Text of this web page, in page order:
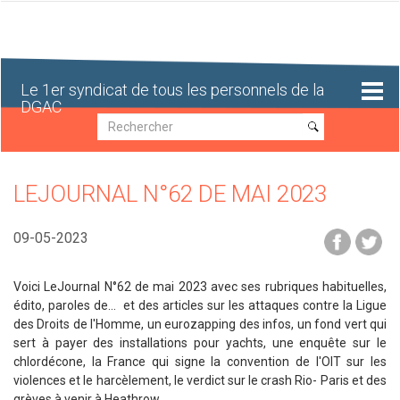
Le 1er syndicat de tous les personnels de la
DGAC
Recherche
Recherche
LEJOURNAL N°62 DE MAI 2023
09-05-2023
Voici LeJournal N°62 de mai 2023 avec ses rubriques habituelles,
édito, paroles de... et des articles sur les attaques contre la Ligue
des Droits de l'Homme, un eurozapping des infos, un fond vert qui
sert à payer des installations pour yachts, une enquête sur le
chlordécone, la France qui signe la convention de l'OIT sur les
violences et le harcèlement, le verdict sur le crash Rio- Paris et des